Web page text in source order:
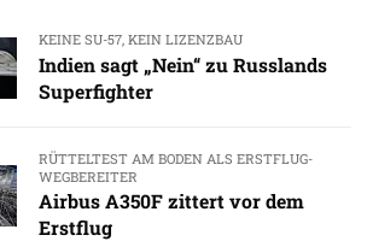
KEINE SU-57, KEIN LIZENZBAU
Indien sagt „Nein“ zu Russlands
Superfighter
RÜTTELTEST AM BODEN ALS ERSTFLUG-
WEGBEREITER
Airbus A350F zittert vor dem
Erstflug